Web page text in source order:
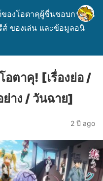
ของโอตาคุผู้ชื่นชอบการ์ตูน
ส์ ของเล่น และข้อมูลอนิ
ตาคุ! [เรื่องย่อ /
าง / วันฉาย]
2 ปี ago